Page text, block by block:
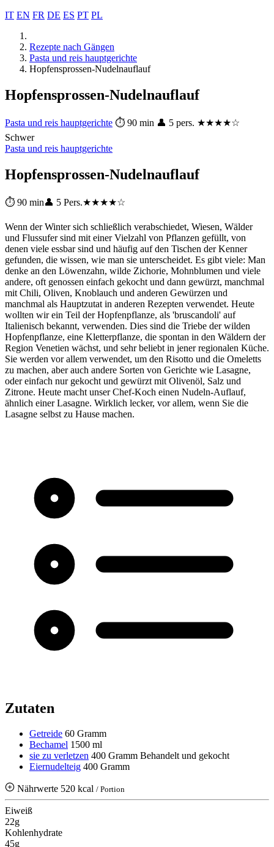
IT EN FR DE ES PT PL
Rezepte nach Gängen
Pasta und reis hauptgerichte
Hopfensprossen-Nudelnauflauf
Hopfensprossen-Nudelnauflauf
Pasta und reis hauptgerichte ⏱ 90 min 👤 5 pers. ★★★★☆
Schwer
Pasta und reis hauptgerichte
Hopfensprossen-Nudelnauflauf
⏱ 90 min👤 5 Pers.★★★★☆
Wenn der Winter sich schließlich verabschiedet, Wiesen, Wälder
und Flussufer sind mit einer Vielzahl von Pflanzen gefüllt, von
denen viele essbar sind und häufig auf den Tischen der Kenner
gefunden, die wissen, wie man sie unterscheidet. Es gibt viele: Man
denke an den Löwenzahn, wilde Zichorie, Mohnblumen und viele
andere, oft genossen einfach gekocht und dann gewürzt, manchmal
mit Chili, Oliven, Knoblauch und anderen Gewürzen und
manchmal als Hauptzutat in anderen Rezepten verwendet. Heute
wollten wir ein Teil der Hopfenpflanze, als 'bruscandoli' auf
Italienisch bekannt, verwenden. Dies sind die Triebe der wilden
Hopfenpflanze, eine Kletterpflanze, die spontan in den Wäldern der
Region Venetien wächst, und sehr beliebt in jener regionalen Küche.
Sie werden vor allem verwendet, um den Risotto und die Omeletts
zu machen, aber auch andere Sorten von Gerichte wie Lasagne,
oder einfach nur gekocht und gewürzt mit Olivenöl, Salz und
Zitrone. Heute macht unser Chef-Koch einen Nudeln-Auflauf,
ähnlich einer Lasagne. Wirklich lecker, vor allem, wenn Sie die
Lasagne selbst zu Hause machen.
Zutaten
Getreide 60 Gramm
Bechamel 1500 ml
sie zu verletzen 400 Gramm Behandelt und gekocht
Eiernudelteig 400 Gramm
Nährwerte 520 kcal / Portion
Eiweiß
22g
Kohlenhydrate
45g